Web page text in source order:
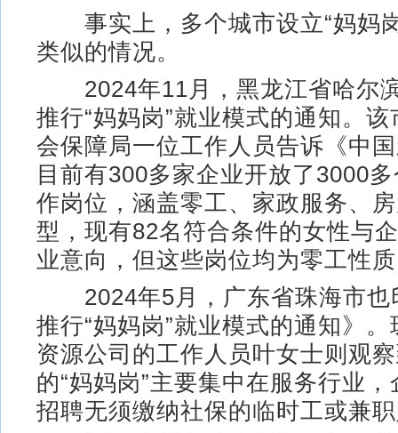
事实上，多个城市设立“妈妈
类似的情况。
2024年11月，黑龙江省哈尔
推行“妈妈岗”就业模式的通知。
会保障局一位工作人员告诉《中
目前有300多家企业开放了3000多
作岗位，涵盖零工、家政服务、
型，现有82名符合条件的女性与
业意向，但这些岗位均为零工性
2024年5月，广东省珠海市也
推行“妈妈岗”就业模式的通知》
资源公司的工作人员叶女士则观
的“妈妈岗”主要集中在服务行业
招聘无须缴纳社保的临时工或兼